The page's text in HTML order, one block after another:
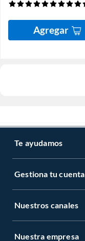
Agregar
Te ayudamos
Gestiona tu cuenta
Nuestros canales
Nuestra empresa